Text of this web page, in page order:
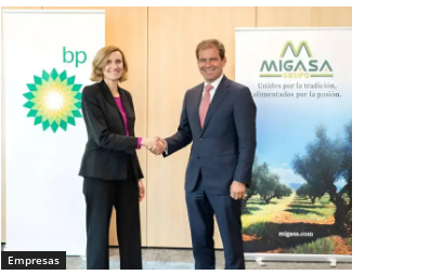
Empresas